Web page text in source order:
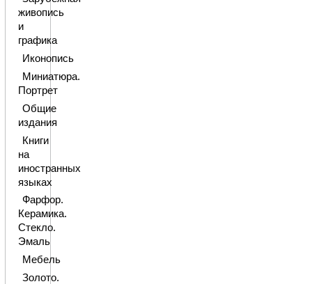
живопись
и
графика
Иконопись
Миниатюра.
Портрет
Общие
издания
Книги
на
иностранных
языках
Фарфор.
Керамика.
Стекло.
Эмаль
Мебель
Золото.